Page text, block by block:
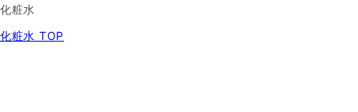
化粧水
化粧水 TOP